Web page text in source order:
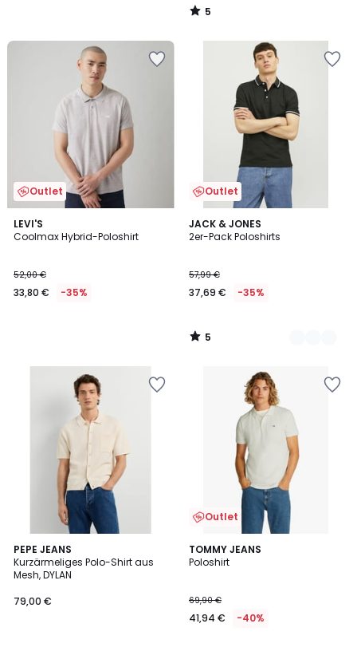
5
/
Outlet
LEVI'S
Coolmax Hybrid-Poloshirt
52,00 €
33,80 € -35%
Outlet
JACK & JONES
2er-Pack Poloshirts
57,99 €
37,69 € -35%
5
/
2
Farben
5
/
PEPE JEANS
Kurzärmeliges Polo-Shirt aus
Mesh, DYLAN
79,00 €
Outlet
TOMMY JEANS
Poloshirt
69,90 €
41,94 € -40%